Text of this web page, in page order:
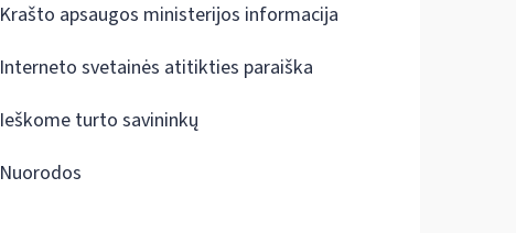
Krašto apsaugos ministerijos informacija
Interneto svetainės atitikties paraiška
Ieškome turto savininkų
Nuorodos